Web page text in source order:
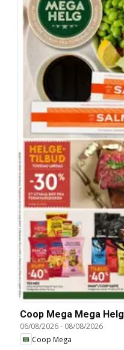
Coop Mega Mega Helg
06/08/2026- 08/08/2026
Coop Mega